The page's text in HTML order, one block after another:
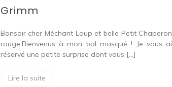
Grimm
Bonsoir cher Méchant Loup et belle Petit Chaperon
rouge,Bienvenus à mon bal masqué ! Je vous ai
réservé une petite surprise dont vous […]
Lire la suite